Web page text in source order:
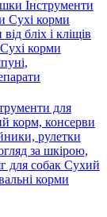
Інструменти
Сухі корми
бліх і кліщів
Сухі корми
для
корм, консерви
рулетки
за шкірою,
для собак Сухий
корми